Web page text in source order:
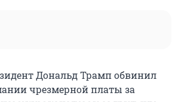
Дональд Трамп обвинил
чрезмерной платы за